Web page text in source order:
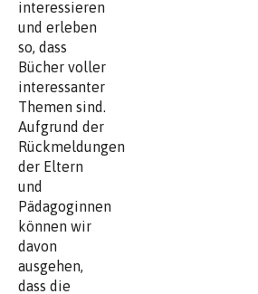
interessieren
und erleben
so, dass
Bücher voller
interessanter
Themen sind.
Aufgrund der
Rückmeldungen
der Eltern
und
Pädagoginnen
können wir
davon
ausgehen,
dass die